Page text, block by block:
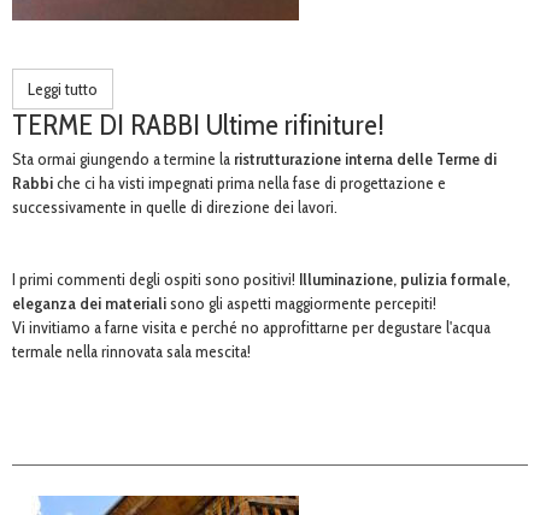
Leggi tutto
TERME DI RABBI Ultime rifiniture!
Sta ormai giungendo a termine la ristrutturazione interna delle Terme di
Rabbiche ci ha visti impegnati prima nella fase di progettazione e
successivamente in quelle di direzione dei lavori.
I primi commenti degli ospiti sono positivi! Illuminazione, pulizia formale,
eleganza dei materialisono gli aspetti maggiormente percepiti!
Vi invitiamo a farne visita e perché no approfittarne per degustare l'acqua
termale nella rinnovata sala mescita!
A BREVE ARRICCHIREMO LA SEZIONELAVORICON NUOVE IMMAGINI!